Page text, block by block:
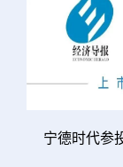
宁德时代参